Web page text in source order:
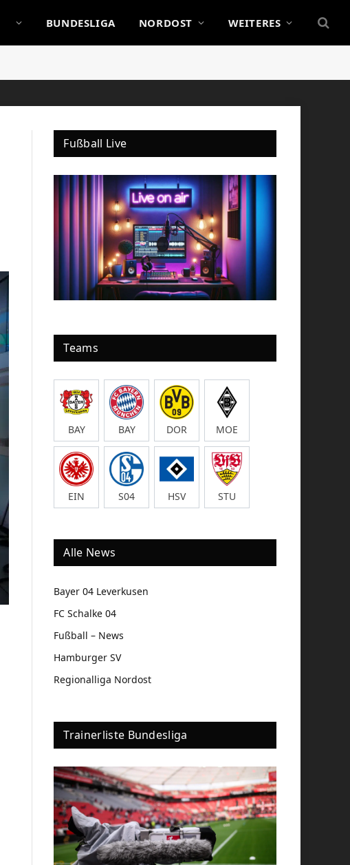
BUNDESLIGA NORDOST WEITERES
Fußball Live
Teams
BAY BAY DOR MOE
EIN S04 HSV STU
Alle News
Bayer 04 Leverkusen
FC Schalke 04
Fußball – News
Hamburger SV
Regionalliga Nordost
Trainerliste Bundesliga